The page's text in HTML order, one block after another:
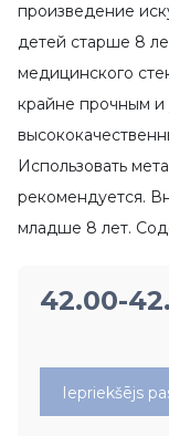
произведение
детей старше 8
медицинского
крайне прочным и
Использовать
рекомендуется.
младше 8 лет.
42.00-
Iepriekšējs